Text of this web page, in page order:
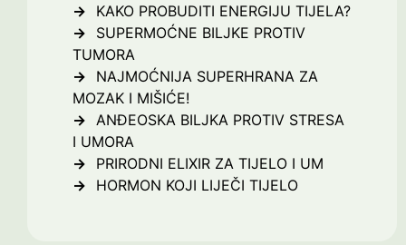
KAKO PROBUDITI ENERGIJU TIJELA?
SUPERMOĆNE BILJKE PROTIV
TUMORA
NAJMOĆNIJA SUPERHRANA ZA
MOZAK I MIŠIĆE!
ANĐEOSKA BILJKA PROTIV STRESA
I UMORA
PRIRODNI ELIXIR ZA TIJELO I UM
HORMON KOJI LIJEČI TIJELO